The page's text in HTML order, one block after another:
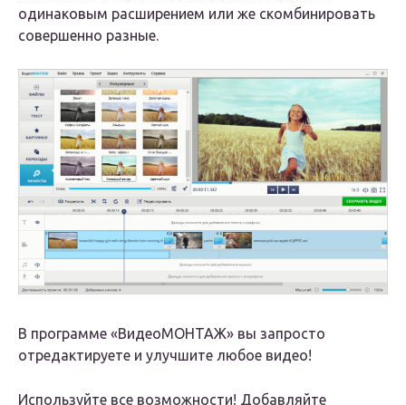
одинаковым расширением или же скомбинировать
совершенно разные.
В программе «ВидеоМОНТАЖ» вы запросто
отредактируете и улучшите любое видео!
Используйте все возможности! Добавляйте